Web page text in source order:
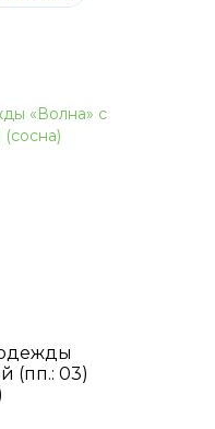
(пп.: 03)